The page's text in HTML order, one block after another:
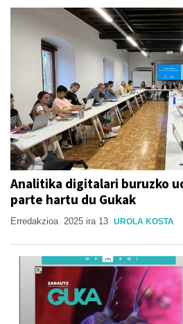
Analitika digitalari buruzko
parte hartu du Gukak
Erredakzioa 2025 ira 13 UROLA KOSTA